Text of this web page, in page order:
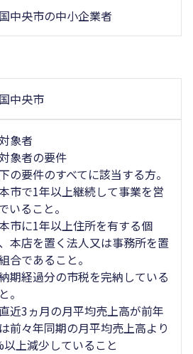
中央市の中小企業者
中央市
象者
象者の要件
の要件のすべてに該当する方。
市で1年以上継続して事業を営
いること。
市に1年以上住所を有する個
本店を置く法人又は事務所を置
合であること。
期経過分の市税を完納している
。
近3ヵ月の月平均売上高が前年
前々年同期の月平均売上高より
以上減少していること